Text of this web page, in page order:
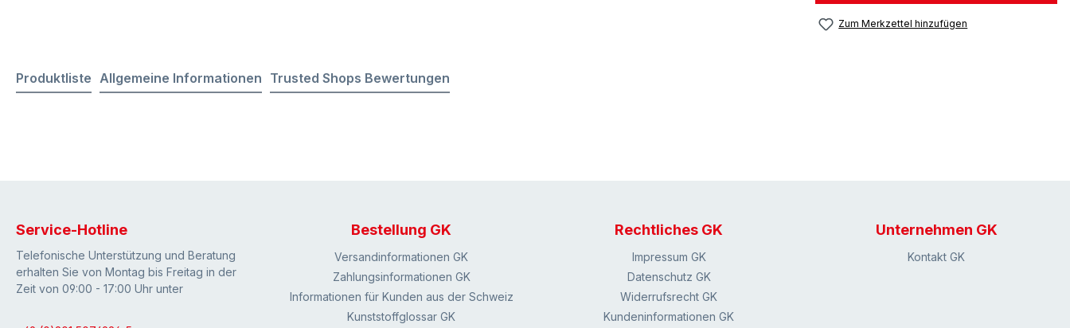
Zum Merkzettel hinzufügen
Produktliste Allgemeine Informationen Trusted Shops Bewertungen
Service-Hotline
Telefonische Unterstützung und Beratung
erhalten Sie von Montag bis Freitag in der
Zeit von 09:00 - 17:00 Uhr unter
Bestellung GK
Versandinformationen GK
Zahlungsinformationen GK
Informationen für Kunden aus der Schweiz
Kunststoffglossar GK
Rechtliches GK
Impressum GK
Datenschutz GK
Widerrufsrecht GK
Kundeninformationen GK
Unternehmen GK
Kontakt GK